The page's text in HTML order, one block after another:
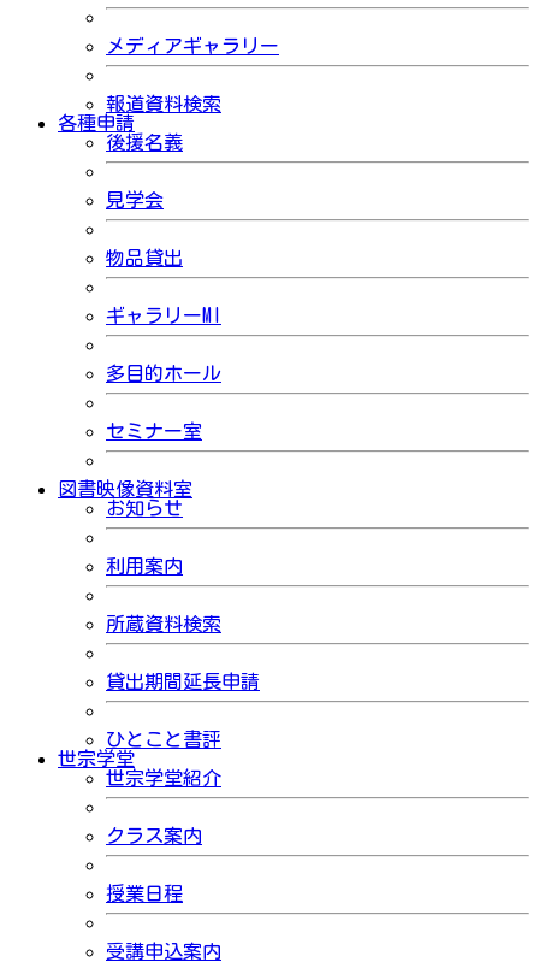
メディアギャラリー
報道資料検索
各種申請
後援名義
見学会
物品貸出
ギャラリーMI
多目的ホール
セミナー室
図書映像資料室
お知らせ
利用案内
所蔵資料検索
貸出期間延長申請
ひとこと書評
世宗学堂
世宗学堂紹介
クラス案内
授業日程
受講申込案内